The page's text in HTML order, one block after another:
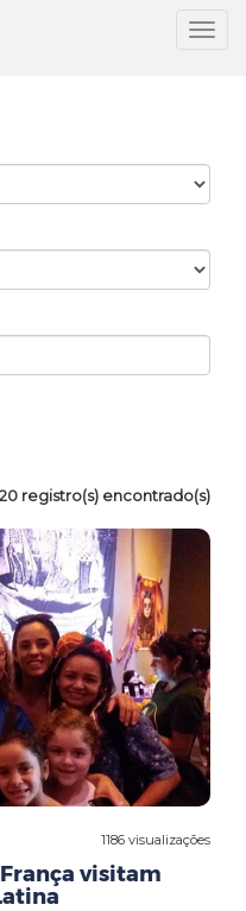
registro(s) encontrado(s)
1186 visualizações
França visitam